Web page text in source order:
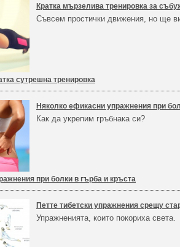
Кратка мързелива тренировка за
Съвсем простички движения, но ще
сутрешна тренировка
Няколко ефикасни упражнения при
Как да укрепим гръбнака си?
при болки в гърба и кръста
Петте тибетски упражнения срещу
Упражненията, които покориха света.